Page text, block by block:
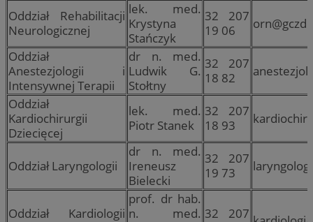
Oddział Rehabilitacji
Neurologicznej
lek. med.
Krystyna
Stańczyk
32 207
19 06
Oddział
Anestezjologii i
Intensywnej Terapii
dr n. med.
Ludwik G.
Stołtny
32 207
18 82
Oddział
Kardiochirurgii
Dziecięcej
lek. med.
Piotr Stanek
32 207
18 93
Oddział Laryngologii
dr n. med.
Ireneusz
Bielecki
32 207
19 73
Oddział Kardiologii
prof. dr hab.
n. med. 32 207